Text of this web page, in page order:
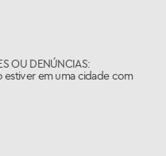
OU DENÚNCIAS:
estiver em uma cidade com